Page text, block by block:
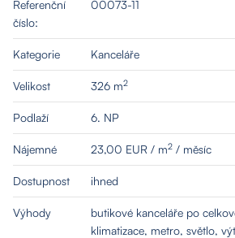
Referenční
číslo:
00073-11
Kategorie Kanceláře
Velikost 326 m2
Podlaží 6. NP
Nájemné 23,00 EUR / m2 / měsíc
Dostupnost ihned
Výhody
butikové kanceláře po
klimatizace, metro, světlo,